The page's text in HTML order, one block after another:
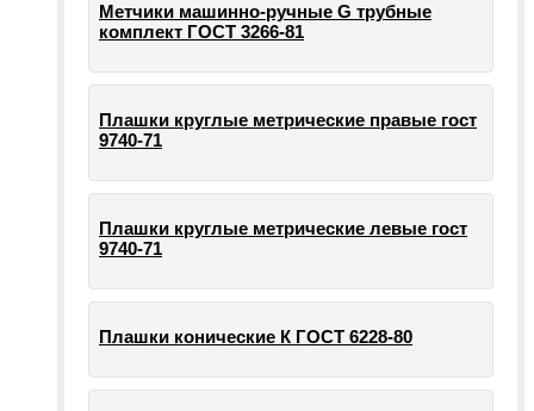
Метчики машинно-ручные G трубные
комплект ГОСТ 3266-81
Плашки круглые метрические правые гост
9740-71
Плашки круглые метрические левые гост
9740-71
Плашки конические К ГОСТ 6228-80